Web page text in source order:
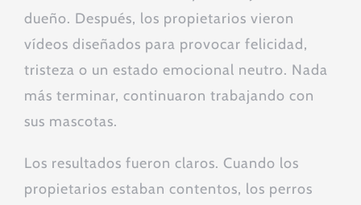
dueño. Después, los propietarios vieron
vídeos diseñados para provocar felicidad,
tristeza o un estado emocional neutro. Nada
más terminar, continuaron trabajando con
sus mascotas.
Los resultados fueron claros. Cuando los
propietarios estaban contentos, los perros